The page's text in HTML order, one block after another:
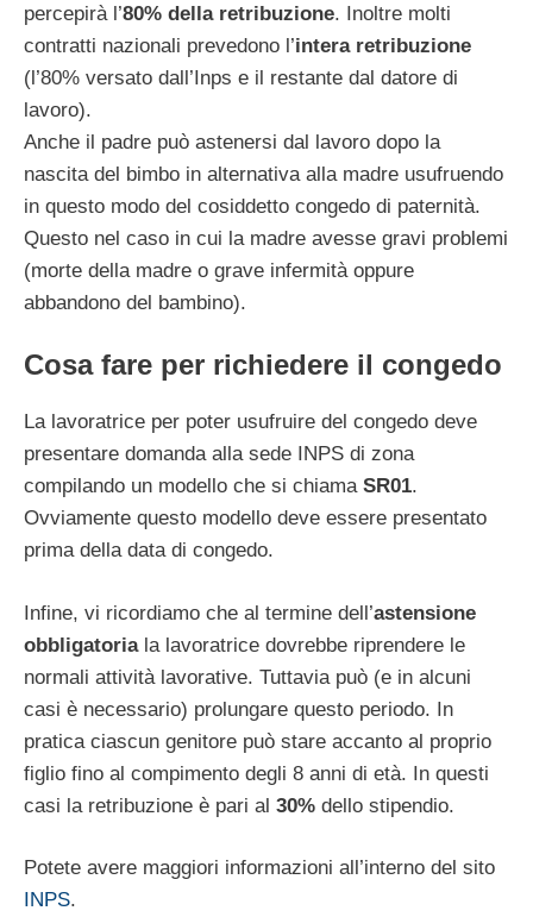
percepirà l’80% della retribuzione. Inoltre molti
contratti nazionali prevedono l’intera retribuzione
(l’80% versato dall’Inps e il restante dal datore di
lavoro).
Anche il padre può astenersi dal lavoro dopo la
nascita del bimbo in alternativa alla madre usufruendo
in questo modo del cosiddetto congedo di paternità.
Questo nel caso in cui la madre avesse gravi problemi
(morte della madre o grave infermità oppure
abbandono del bambino).
Cosa fare per richiedere il congedo
La lavoratrice per poter usufruire del congedo deve
presentare domanda alla sede INPS di zona
compilando un modello che si chiama SR01.
Ovviamente questo modello deve essere presentato
prima della data di congedo.
Infine, vi ricordiamo che al termine dell’astensione
obbligatoriala lavoratrice dovrebbe riprendere le
normali attività lavorative. Tuttavia può (e in alcuni
casi è necessario) prolungare questo periodo. In
pratica ciascun genitore può stare accanto al proprio
figlio fino al compimento degli 8 anni di età. In questi
casi la retribuzione è pari al 30% dello stipendio.
Potete avere maggiori informazioni all’interno del sito
INPS.